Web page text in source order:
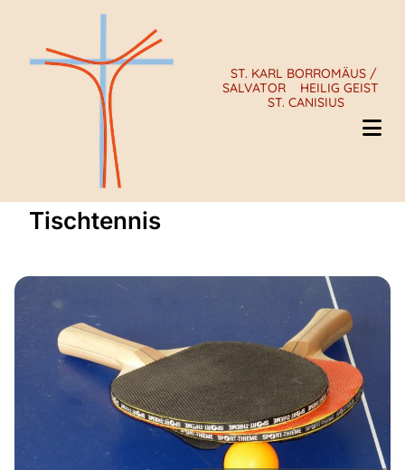
ST. KARL BORROMÄUS /
SALVATOR
HEILIG GEIST
ST. CANISIUS
Tischtennis